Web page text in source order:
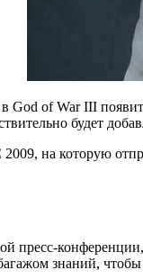
God of War III
будет
на которую
пресс-
знаний,